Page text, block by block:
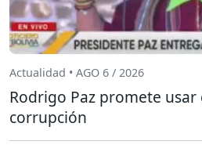
Actualidad • AGO 6 / 2026
Rodrigo Paz promete
corrupción